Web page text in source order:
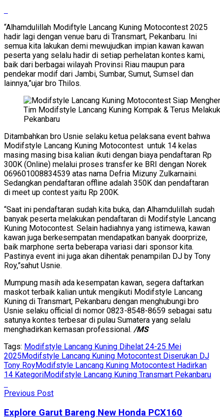
“Alhamdulillah Modiftyle Lancang Kuning Motocontest 2025
hadir lagi dengan venue baru di Transmart, Pekanbaru. Ini
semua kita lakukan demi mewujudkan impian kawan kawan
peserta yang selalu hadir di setiap perhelatan kontes kami,
baik dari berbagai wilayah Provinsi Riau maupun para
pendekar modif dari Jambi, Sumbar, Sumut, Sumsel dan
lainnya,”ujar bro Thilos.
Tim Modifstyle Lancang Kuning Kompak & Terus
Pekanbaru
Ditambahkan bro Usnie selaku ketua pelaksana event bahwa
Modifstyle Lancang Kuning Motocontest untuk 14 kelas
masing masing bisa kalian ikuti dengan biaya pendaftaran Rp
300K (Online) melalui proses transfer ke BRI dengan Norek
069601008834539 atas nama Defria Mizuny Zulkarnaini.
Sedangkan pendaftaran offline adalah 350K dan pendaftaran
di meet up contest yaitu Rp 200K.
“Saat ini pendaftaran sudah kita buka, dan Alhamdulillah sudah
banyak peserta melakukan pendaftaran di Modifstyle Lancang
Kuning Motocontest. Selain hadiahnya yang istimewa, kawan
kawan juga berkesempatan mendapatkan banyak doorprize,
baik marphone serta beberapa variasi dari sponsor kita.
Pastinya event ini juga akan dihentak penampilan DJ by Tony
Roy,”sahut Usnie.
Mumpung masih ada kesempatan kawan, segera daftarkan
maskot terbaik kalian untuk mengikuti Modifstyle Lancang
Kuning di Transmart, Pekanbaru dengan menghubungi bro
Usnie selaku official di nomor 0823-8548-8659 sebagai satu
satunya kontes terbesar di pulau Sumatera yang selalu
menghadirkan kemasan professional. /MS
Tags: Modifstyle Lancang Kuning Dihelat 24-25 Mei
2025Modifstyle Lancang Kuning Motocontest Diserukan DJ
Tony RoyModifstyle Lancang Kuning Motocontest Hadirkan
14 KategoriModifstyle Lancang Kuning Transmart Pekanbaru
Previous Post
Explore Garut Bareng New Honda PCX160